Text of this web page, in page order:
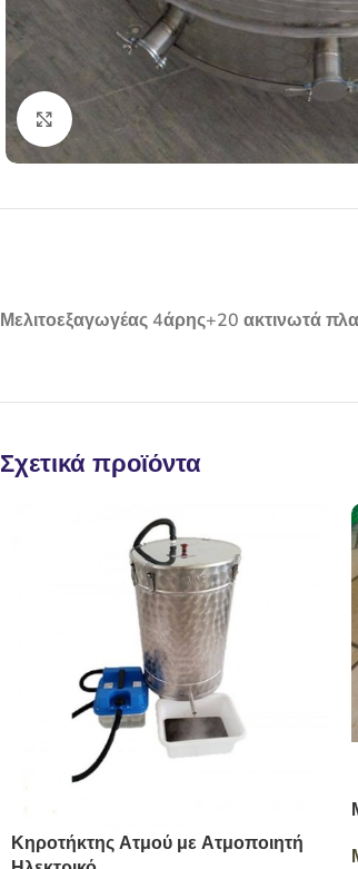
Click to enlarge
Μελιτοεξαγωγέας 4άρης+20 ακτινωτά
Σχετικά προϊόντα
Κηροτήκτης Ατμού με Ατμοποιητή